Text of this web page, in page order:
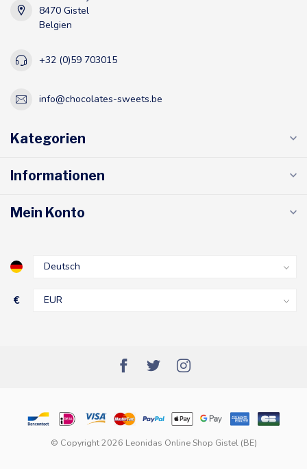
8470 Gistel
Belgien
+32 (0)59 703015
info@chocolates-sweets.be
Kategorien
Informationen
Mein Konto
€
© Copyright 2026 Leonidas Online Shop Gistel (BE)